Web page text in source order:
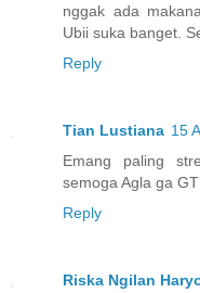
nggak ada
Ubii suka banget.
Reply
Tian Lustiana 15
Emang paling
semoga Agla ga
Reply
Riska Ngilan